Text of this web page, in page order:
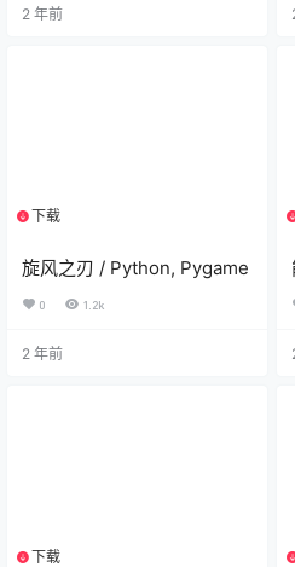
2 年前
下载
旋风之刃 / Python, Pygame
0 1.2k
2 年前
下载